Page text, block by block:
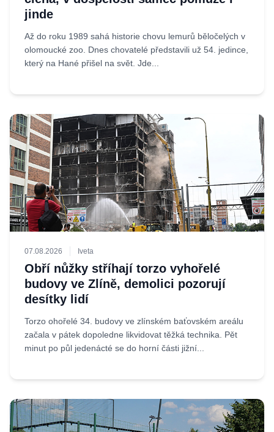
jinde
Až do roku 1989 sahá historie chovu lemurů běločelých v
olomoucké zoo. Dnes chovatelé představili už 54. jedince,
který na Hané přišel na svět. Jde...
07.08.2026 Iveta
Obří nůžky stříhají torzo vyhořelé
budovy ve Zlíně, demolici pozorují
desítky lidí
Torzo ohořelé 34. budovy ve zlínském baťovském areálu
začala v pátek dopoledne likvidovat těžká technika. Pět
minut po půl jedenácté se do horní části jižní...